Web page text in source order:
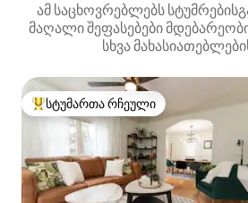
ამ საცხოვრებლებს
მაღალი შეფასებები
სხვა
სტუმართა რჩეული მოწინავე ვარიანტი
სტუმართა რჩეული